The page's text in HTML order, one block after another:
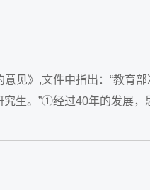
见》,文件中指出：“教育
生。”①经过40年的发展，